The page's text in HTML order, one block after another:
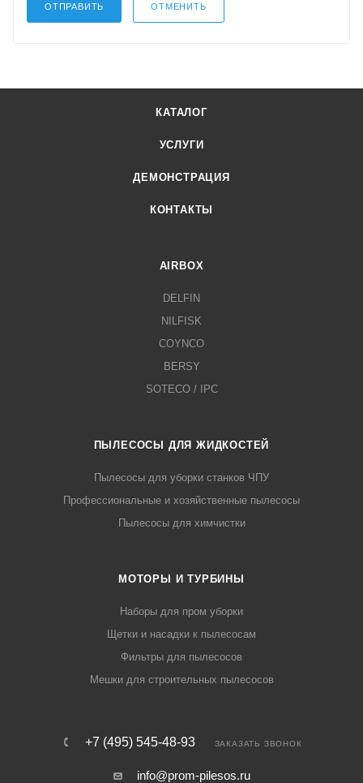
ОТПРАВИТЬ ОТМЕНИТЬ
КАТАЛОГ
УСЛУГИ
ДЕМОНСТРАЦИЯ
КОНТАКТЫ
AIRBOX
DELFIN
NILFISK
COYNCO
BERSY
SOTECO / IPC
ПЫЛЕСОСЫ ДЛЯ ЖИДКОСТЕЙ
Пылесосы для уборки станков ЧПУ
Профессиональные и хозяйственные пылесосы
Пылесосы для химчистки
МОТОРЫ И ТУРБИНЫ
Наборы для пром уборки
Щетки и насадки к пылесосам
Фильтры для пылесосов
Мешки для строительных пылесосов
+7 (495) 545-48-93 ЗАКАЗАТЬ ЗВОНОК
info@prom-pilesos.ru